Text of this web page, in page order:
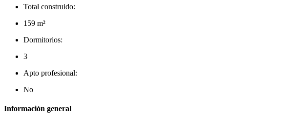
Total construido:
159 m²
Dormitorios:
3
Apto profesional:
No
Información general